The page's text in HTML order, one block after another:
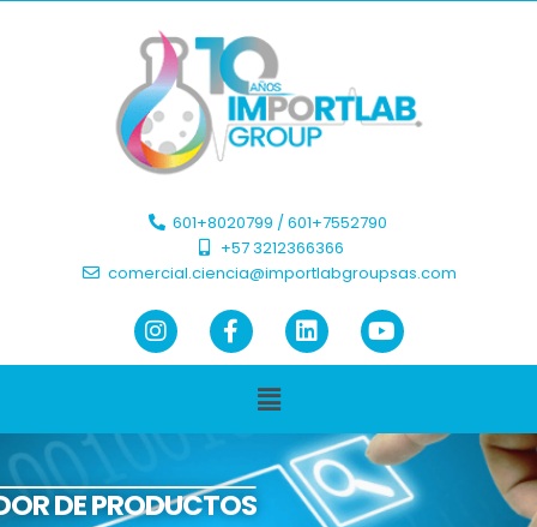
601+8020799 / 601+7552790 ​
+57 3212366366​
comercial.ciencia@importlabgroupsas.com
DE PRODUCTOS